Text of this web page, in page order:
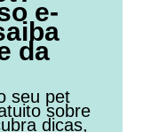
e-
da
seu pet
sobre
dicas,